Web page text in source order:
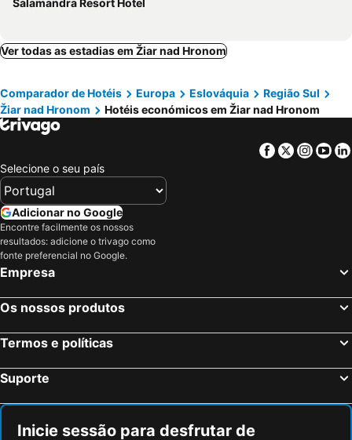
Salamandra Resort Hotel
Ver todas as estadias em Žiar nad Hronom
Comparador de Hotéis Europa Eslováquia
Região Sul
Žiar nad Hronom
Hotéis económicos em Žiar nad Hronom
Facebook
Twitter
Selecione o seu país
Adicionar no Google
Encontre facilmente os nossos
resultados: adicione o trivago como
fonte preferencial no Google.
Empresa
Os nossos produtos
Termos e políticas
Suporte
Inicie sessão para desfrutar de